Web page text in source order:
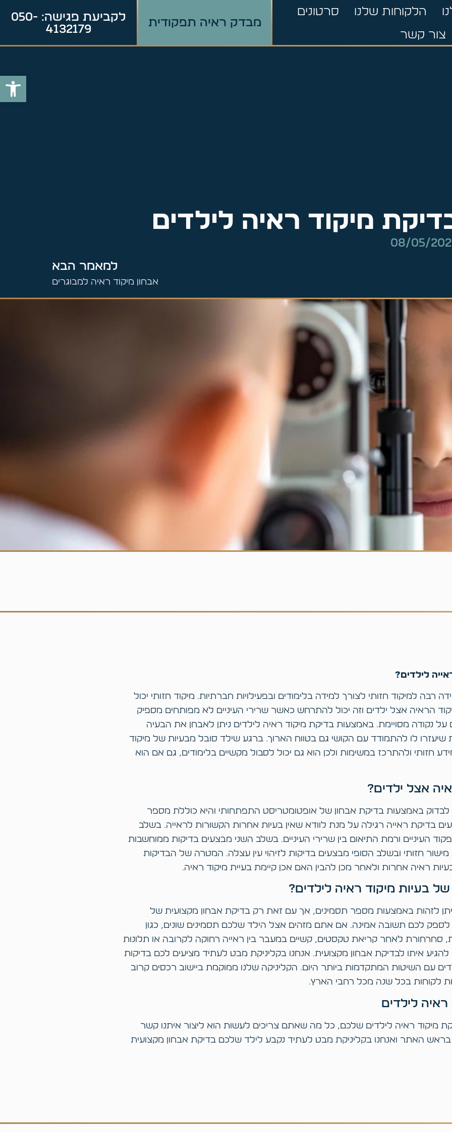
הלקוחות שלנו
סרטונים
צור קשר
מבדק ראיה תפקודית
לקביעת פגישה: 050-
4132179
מיקוד ראיה לילדים
08/05/
למאמר הבא
אבחון מיקוד ראיה למבוגרים
לילדים?
למיקוד חזותי לצורך למידה בלימודים ובפעילויות חברתיות. מיקוד חזותי יכול
הראיה אצל ילדים וזה יכול להתרחש כאשר שרירי העיניים לא מפותחים מספיק
על נקודה מסויימת. באמצעות בדיקת מיקוד ראיה לילדים ניתן לאבחן את הבעיה
לו להתמודד עם הקושי גם בטווח הארוך. ברגע שילד סובל מבעיות של מיקוד
חזותי ולהתרכז במשימות ולכן הוא גם יכול לסבול מקשיים בלימודים, גם אם הוא
אצל ילדים?
לבדוק באמצעות בדיקת אבחון של אופטומטריסט התפתחותי והיא כוללת מספר
בדיקת ראייה רגילה על מנת לוודא שאין בעיות אחרות הקשורות לראייה. בשלב
העיניים ורמת התיאום בין שרירי העיניים. בשלב השני מבצעים בדיקות ממוחשבות
חזותי ובשלב הסופי מבצעים בדיקות לזיהוי עין עצלה. המטרה של הבדיקות
ראיה אחרות ולאחר מכן להבין האם אכן קיימת בעיית מיקוד ראיה.
בעיות מיקוד ראיה לילדים?
לזהות באמצעות מספר תסמינים, אך עם זאת רק בדיקת אבחון מקצועית של
לספק לכם תשובה אמינה. אם אתם מזהים אצל הילד שלכם תסמינים שונים, כגון
סחרחורת לאחר קריאת טקסטים, קשיים במעבר בין ראייה רחוקה לקרובה או תלונות
להגיע איתו לבדיקת אבחון מקצועית. אנחנו בקליניקת מבט לעתיד מציעים לכם בדיקות
עם השיטות המתקדמות ביותר היום. הקליניקה שלנו ממוקמת ביישוב רכסים קרוב
לקוחות בכל שנה מכל רחבי הארץ.
לילדים
מיקוד ראיה לילדים שלכם, כל מה שאתם צריכים לעשות הוא ליצור איתנו קשר
האתר ואנחנו בקליניקת מבט לעתיד נקבע לילד שלכם בדיקת אבחון מקצועית
פתח